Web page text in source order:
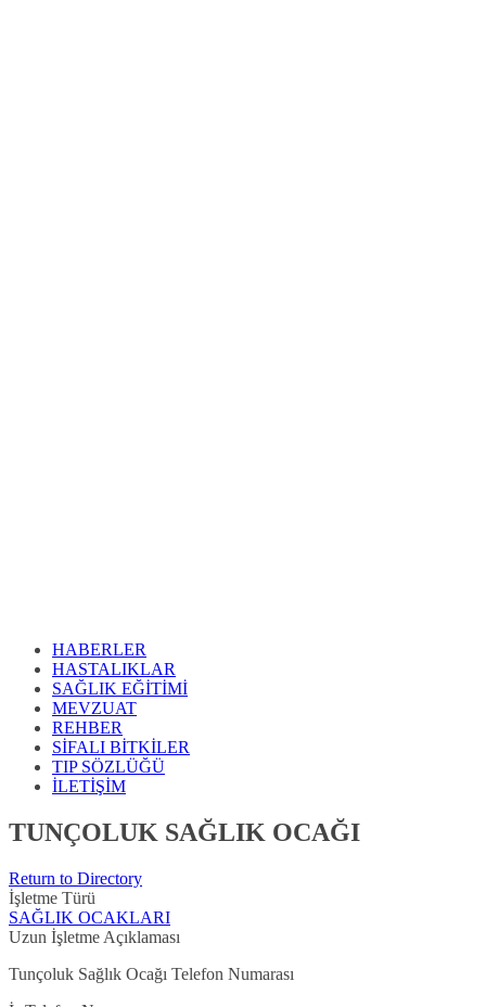
HABERLER
HASTALIKLAR
SAĞLIK EĞİTİMİ
MEVZUAT
REHBER
SİFALI BİTKİLER
TIP SÖZLÜĞÜ
İLETİŞİM
TUNÇOLUK SAĞLIK OCAĞI
Return to Directory
İşletme Türü
SAĞLIK OCAKLARI
Uzun İşletme Açıklaması
Tunçoluk Sağlık Ocağı Telefon Numarası